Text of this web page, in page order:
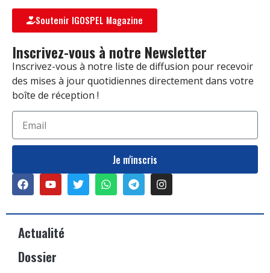
Soutenir IGOSPEL Magazine
Inscrivez-vous à notre Newsletter
Inscrivez-vous à notre liste de diffusion pour recevoir
des mises à jour quotidiennes directement dans votre
boîte de réception !
Je m'inscris
Actualité
Dossier